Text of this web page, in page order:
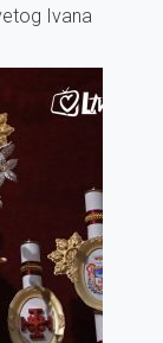
Ivana
GAZI